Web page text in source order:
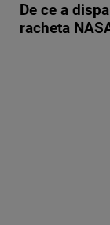
De ce a
racheta